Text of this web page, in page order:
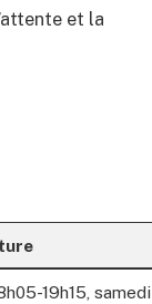
et la
19h15, samedi